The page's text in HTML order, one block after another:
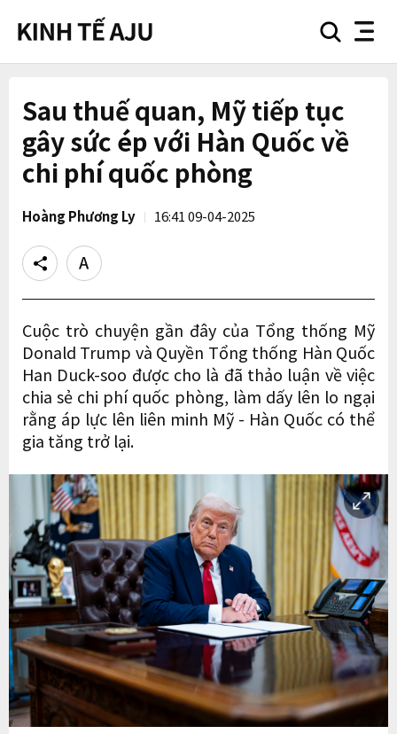
searchnav
Sau thuế quan, Mỹ tiếp tục
gây sức ép với Hàn Quốc về
chi phí quốc phòng
Hoàng Phương Ly 16:41 09-04-2025
Share
Text
size
Cuộc trò chuyện gần đây của Tổng thống Mỹ
Donald Trump và Quyền Tổng thống Hàn Quốc
Han Duck-soo được cho là đã thảo luận về việc
chia sẻ chi phí quốc phòng, làm dấy lên lo ngại
rằng áp lực lên liên minh Mỹ - Hàn Quốc có thể
gia tăng trở lại.